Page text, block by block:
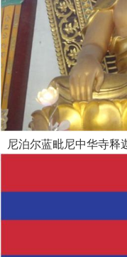
尼泊尔蓝毗尼中华寺释